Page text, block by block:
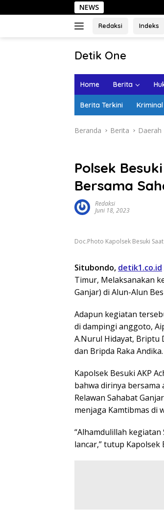
ke
NEWS
Redaksi Indeks
Detik One
Ungkap
Home Berita
Berita Terkini Kriminal
Beranda Berita Daerah
Polsek
Bersama
Redaksi
Juni 18, 2023
Doc.Photo Kapolsek Besuki
Situbondo, detik1.co.id
Timur, Melaksanakan
Ganjar) di Alun-Alun
Adapun kegiatan
di dampingi anggoto,
A.Nurul Hidayat, Briptu
dan Bripda Raka Andika.
Kapolsek Besuki AKP
bahwa dirinya bersama
Relawan Sahabat
menjaga Kamtibmas di
“Alhamdulillah
lancar,” tutup Kapolsek